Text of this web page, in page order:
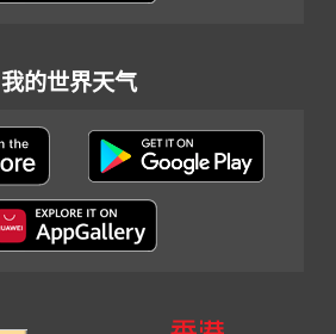
我的世界天气